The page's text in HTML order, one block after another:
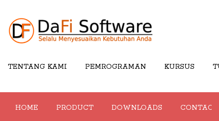
TENTANG KAMI PEMROGRAMAN KURSUS
HOME PRODUCT DOWNLOADS CONTACT